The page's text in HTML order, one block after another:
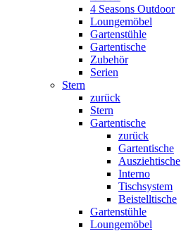
4 Seasons Outdoor
Loungemöbel
Gartenstühle
Gartentische
Zubehör
Serien
Stern
zurück
Stern
Gartentische
zurück
Gartentische
Ausziehtische
Interno
Tischsystem
Beistelltische
Gartenstühle
Loungemöbel